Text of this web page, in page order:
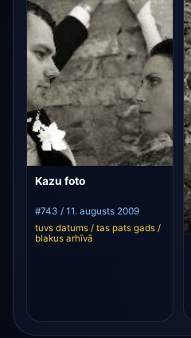
Kazu foto
#743 / 11. augusts 2009
tuvs datums / tas pats gads /
blakus arhīvā